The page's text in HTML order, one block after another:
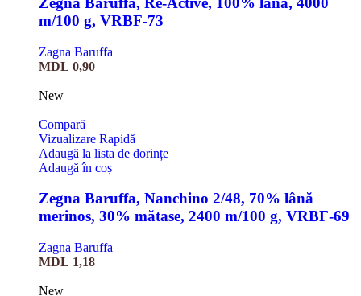
m/100 g, VRBF-73
Zagna Baruffa
MDL 0,90
New
Compară
Vizualizare Rapidă
Adaugă la lista de dorințe
Adaugă în coș
Zegna Baruffa, Nanchino 2/48, 70% lână
merinos, 30% mătase, 2400 m/100 g, VRBF-69
Zagna Baruffa
MDL 1,18
New